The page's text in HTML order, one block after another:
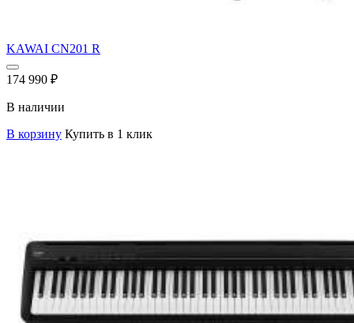
KAWAI CN201 R
174 990 ₽
В наличии
В корзину Купить в 1 клик